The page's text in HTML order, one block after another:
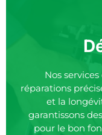
Nos
réparations
et la
garantissons
pour le bon